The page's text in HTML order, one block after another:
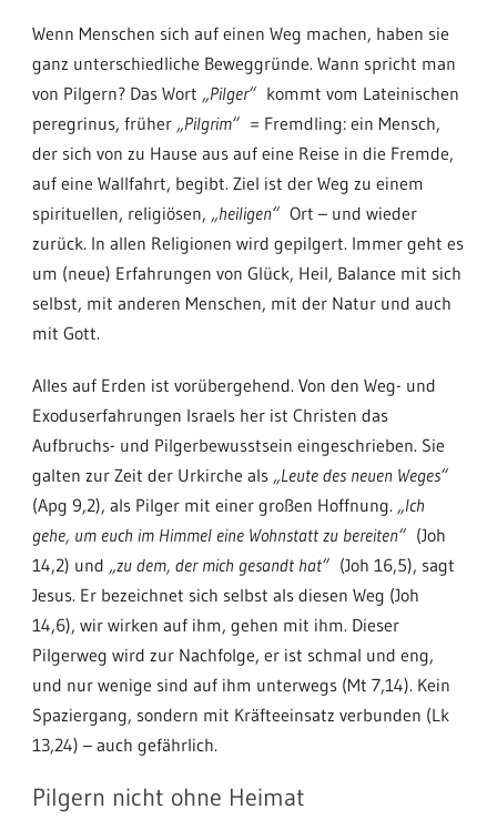
Wenn Menschen sich auf einen Weg machen, haben sie
ganz unterschiedliche Beweggründe. Wann spricht man
von Pilgern? Das Wort „Pilger“ kommt vom Lateinischen
peregrinus, früher „Pilgrim“ = Fremdling: ein Mensch,
der sich von zu Hause aus auf eine Reise in die Fremde,
auf eine Wallfahrt, begibt. Ziel ist der Weg zu einem
spirituellen, religiösen, „heiligen“ Ort – und wieder
zurück. In allen Religionen wird gepilgert. Immer geht es
um (neue) Erfahrungen von Glück, Heil, Balance mit sich
selbst, mit anderen Menschen, mit der Natur und auch
mit Gott.
Alles auf Erden ist vorübergehend. Von den Weg- und
Exoduserfahrungen Israels her ist Christen das
Aufbruchs- und Pilgerbewusstsein eingeschrieben. Sie
galten zur Zeit der Urkirche als „Leute des neuen Weges“
(Apg 9,2), als Pilger mit einer großen Hoffnung. „Ich
gehe, um euch im Himmel eine Wohnstatt zu bereiten“ (Joh
14,2) und „zu dem, der mich gesandt hat“ (Joh 16,5), sagt
Jesus. Er bezeichnet sich selbst als diesen Weg (Joh
14,6), wir wirken auf ihm, gehen mit ihm. Dieser
Pilgerweg wird zur Nachfolge, er ist schmal und eng,
und nur wenige sind auf ihm unterwegs (Mt 7,14). Kein
Spaziergang, sondern mit Kräfteeinsatz verbunden (Lk
13,24) – auch gefährlich.
Pilgern nicht ohne Heimat